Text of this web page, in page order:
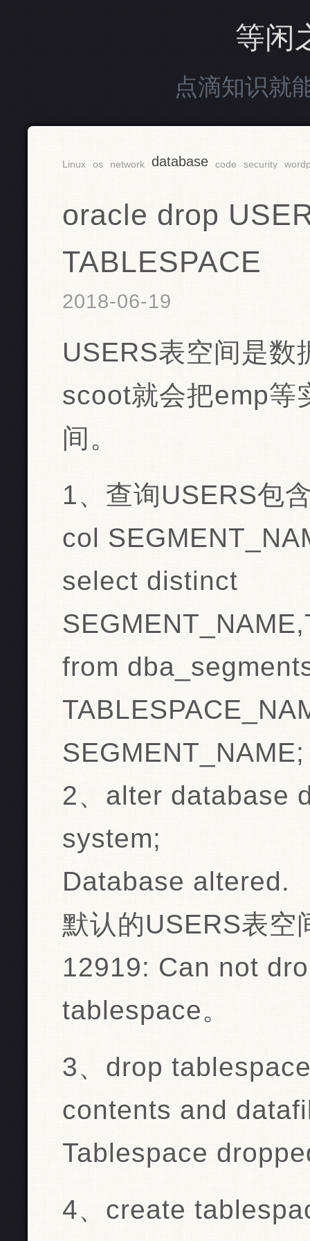
等闲
点滴知识就
Linux os network database code security
oracle drop
TABLESPACE
2018-06-19
USERS表空间是数
scoot就会把emp等
间。
1、查询USERS包
col
select distinct
from
SEGMENT_NAME;
2、alter database
system;
Database altered.
默认的USERS表空
12919: Can not
tablespace。
3、drop
contents and
Tablespace
4、create